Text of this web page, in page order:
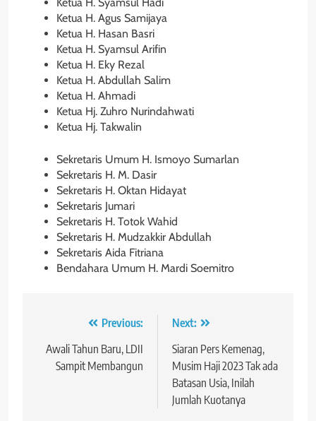
Ketua H. Agus Samijaya
Ketua H. Hasan Basri
Ketua H. Syamsul Arifin
Ketua H. Eky Rezal
Ketua H. Abdullah Salim
Ketua H. Ahmadi
Ketua Hj. Zuhro Nurindahwati
Ketua Hj. Takwalin
Sekretaris Umum H. Ismoyo Sumarlan
Sekretaris H. M. Dasir
Sekretaris H. Oktan Hidayat
Sekretaris Jumari
Sekretaris H. Totok Wahid
Sekretaris H. Mudzakkir Abdullah
Sekretaris Aida Fitriana
Bendahara Umum H. Mardi Soemitro
Navigasi
pos
Previous:
Awali Tahun Baru, LDII
Sampit Membangun
Next:
Siaran Pers Kemenag,
Musim Haji 2023 Tak ada
Batasan Usia, Inilah
Jumlah Kuotanya